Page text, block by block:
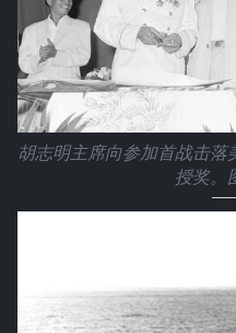
胡志明主席向参加首战击
授奖。